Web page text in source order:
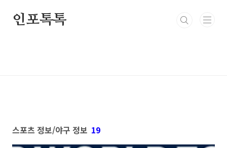
인포톡톡
스포츠 정보/야구 정보 19